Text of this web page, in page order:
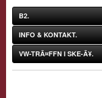
B2.
INFO & KONTAKT.
VW-TRÃ¤FFN I SKE-Ã¥.